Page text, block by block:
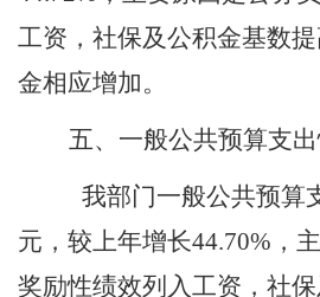
工资，社保及公积金基数
金相应增加。
五、一般公共预算支
我部门一般公共预算
元，较上年增长44.70%，
奖励性绩效列入工资，社